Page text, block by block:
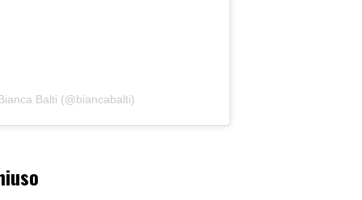
Balti (@biancabalti)